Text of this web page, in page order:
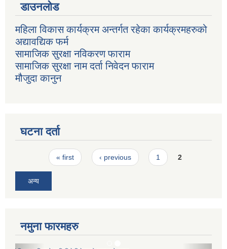
डाउनलोड
महिला विकास कार्यक्रम अन्तर्गत रहेका कार्यक्रमहरुको
अद्यावद्यिक फर्म
सामाजिक सुरक्षा नविकरण फाराम
सामाजिक सुरक्षा नाम दर्ता निवेदन फाराम
मौजुदा कानुन
घटना दर्ता
Pages« first ‹ previous 1 2
अन्य
नमुना फारमहरु